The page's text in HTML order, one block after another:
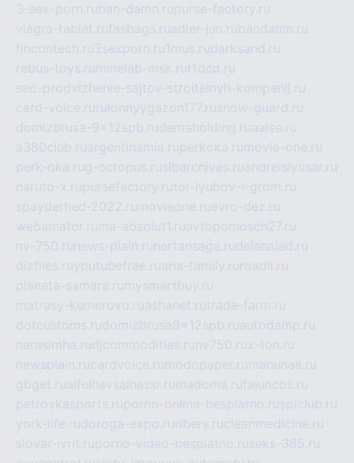
3-sex-porn.ruban-damn.rupurse-factory.ru
viagra-tablet.rufasbags.ruadler-jun.rubandamn.ru
fincontech.ru3sexporn.ru1mus.rudarksand.ru
rebus-toys.ru minelab-msk.ru rtdco.ru
seo-prodvizhenie-sajtov-stroitelnyh-kompanij.ru
card-voice.ru rulonnyygazon177.rusnow-guard.ru
domizbrusa-9x12spb.rudemaholding.ruaalse.ru
a380club.ruargentinamia.ruperkoka.ru movie-one.ru
perk-oka.rug-octopus.rusibarchives.ruandreislyusar.ru
naruto-x.rupursefactory.rutor-lyubov-i-grom.ru
spayderhed-2022.ru movieone.ruevro-dez.ru
webamator.ru ma-absolut1.ruavtopomosch27.ru
nv-750.ru news-plain.ru nertansaga.rudelanalad.ru
dizfiles.ruyoutubefree.ruaria-family.ru roadli.ru
planeta-samara.ru mysmartbuy.ru
matrasy-kemerovo.ruashanet.rutrade-farm.ru
dotcustoms.rudomizbrusa9x12spb.ruautodamp.ru
narasimha.rudjcommodities.ru nv750.rux-ton.ru
newsplain.rucardvoice.ru modopaper.ru manunae.ru
gbget.rualfeihavsalnassr.ru madoma.rutajuncos.ru
petrovkasports.ruporno-online-besplatno.rusplclub.ru
york-life.rudoroga-expo.ru ribery.rucleanmedicine.ru
slovar-ivrit.ruporno-video-besplatno.ruseks-365.ru